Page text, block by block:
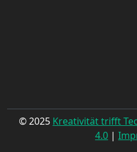
© 2025 Kreativität trifft
4.0 |